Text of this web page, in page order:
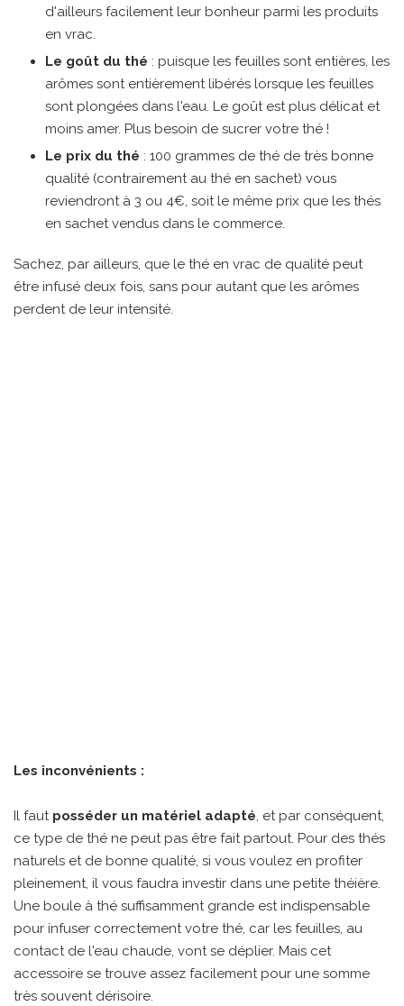
d'ailleurs facilement leur bonheur parmi les produits
en vrac.
Le goût du thé : puisque les feuilles sont entières, les
arômes sont entièrement libérés lorsque les feuilles
sont plongées dans l'eau. Le goût est plus délicat et
moins amer. Plus besoin de sucrer votre thé !
Le prix du thé : 100 grammes de thé de très bonne
qualité (contrairement au thé en sachet) vous
reviendront à 3 ou 4€, soit le même prix que les thés
en sachet vendus dans le commerce.
Sachez, par ailleurs, que le thé en vrac de qualité peut
être infusé deux fois, sans pour autant que les arômes
perdent de leur intensité.
Les inconvénients :
Il faut posséder un matériel adapté, et par conséquent,
ce type de thé ne peut pas être fait partout. Pour des thés
naturels et de bonne qualité, si vous voulez en profiter
pleinement, il vous faudra investir dans une petite théière.
Une boule à thé suffisamment grande est indispensable
pour infuser correctement votre thé, car les feuilles, au
contact de l'eau chaude, vont se déplier. Mais cet
accessoire se trouve assez facilement pour une somme
très souvent dérisoire.